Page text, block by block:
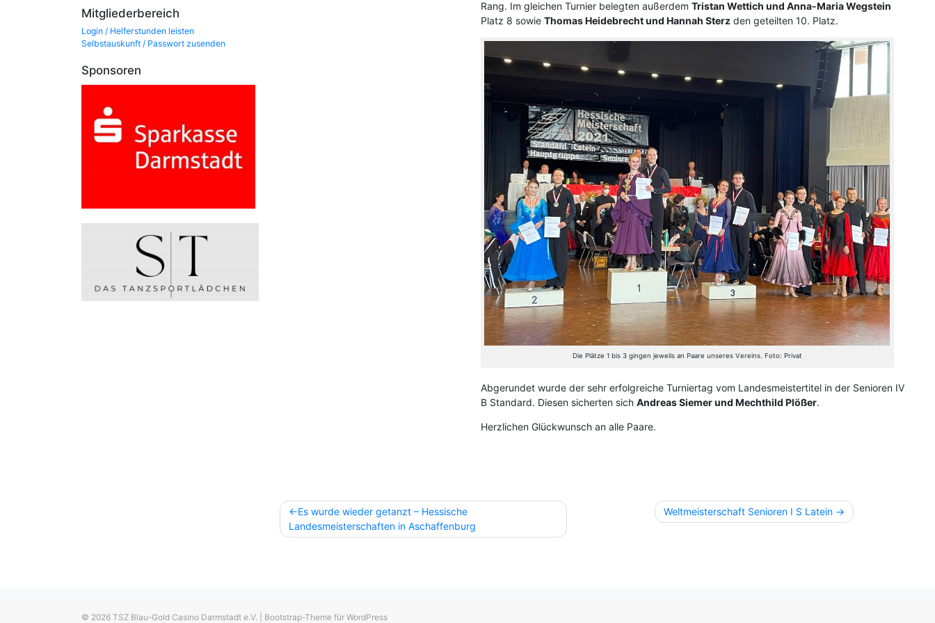
Mitgliederbereich
Login / Helferstunden leisten
Selbstauskunft / Passwort zusenden
Sponsoren
Rang. Im gleichen Turnier belegten außerdem Tristan Wettich und Anna-Maria Wegstein
Platz 8 sowie Thomas Heidebrecht und Hannah Sterzden geteilten 10. Platz.
Die Plätze 1 bis 3 gingen jeweils an Paare unseres Vereins. Foto: Privat
Abgerundet wurde der sehr erfolgreiche Turniertag vom Landesmeistertitel in der Senioren IV
B Standard. Diesen sicherten sich Andreas Siemer und Mechthild Plößer.
Herzlichen Glückwunsch an alle Paare.
Beitragsnavigation
Es wurde wieder getanzt – Hessische
Landesmeisterschaften in Aschaffenburg
Weltmeisterschaft Senioren I S Latein
© 2026 TSZ Blau-Gold Casino Darmstadt e.V. Bootstrap-Theme für WordPress